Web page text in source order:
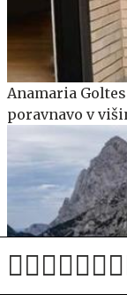
Anamaria
poravnavo v